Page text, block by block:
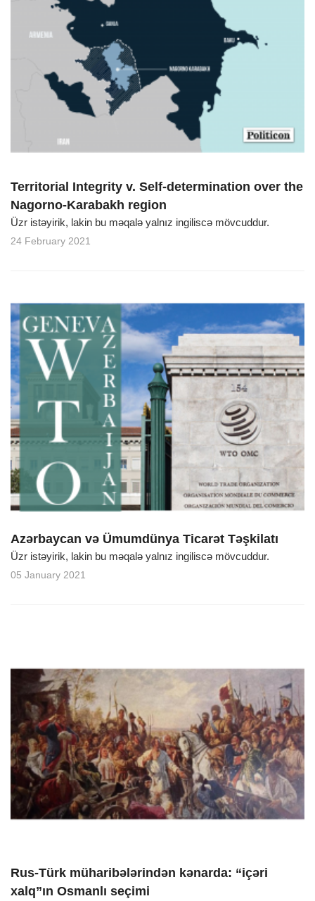
Territorial Integrity v. Self-determination over the
Nagorno-Karabakh region
Üzr istəyirik, lakin bu məqalə yalnız ingiliscə mövcuddur.
24 February 2021
Azərbaycan və Ümumdünya Ticarət Təşkilatı
Üzr istəyirik, lakin bu məqalə yalnız ingiliscə mövcuddur.
05 January 2021
Rus-Türk müharibələrindən kənarda: “içəri
xalq”ın Osmanlı seçimi